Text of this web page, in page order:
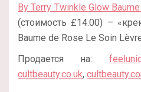
By Terry Twinkle Glow
(стоимость £14.00) –
Baume de Rose Le Soin
Продается на:
cultbeauty.co.uk,